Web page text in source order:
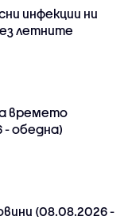
инфекции ни
летните
времето
- обедна)
(08.08.2026 -